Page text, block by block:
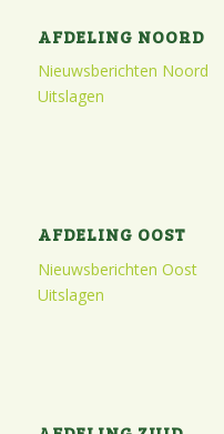
AFDELING NOORD
Nieuwsberichten Noord
Uitslagen
AFDELING OOST
Nieuwsberichten Oost
Uitslagen